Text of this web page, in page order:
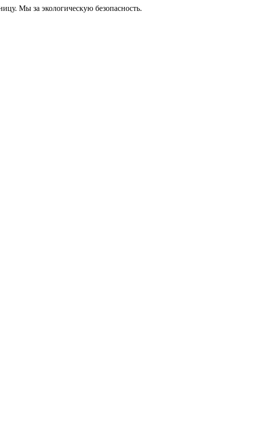
Мы за экологическую безопасность.